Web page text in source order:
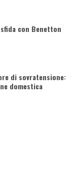
con Benetton
di sovratensione:
domestica